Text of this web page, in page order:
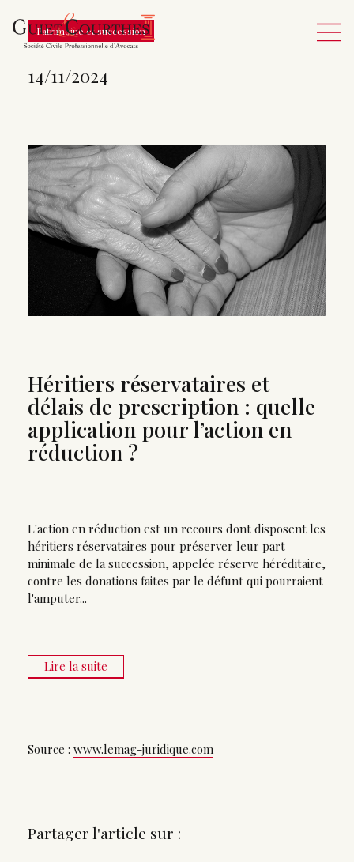
Héritiers réservataires et
délais de prescription : quelle
application pour l’action en
réduction ?
14/11/2024
Patrimoine et succession
Source : www.lemag-juridique.com
L'action en réduction est un recours dont disposent les
héritiers réservataires pour préserver leur part
minimale de la succession, appelée réserve héréditaire,
contre les donations faites par le défunt qui pourraient
l'amputer...
Lire la suite